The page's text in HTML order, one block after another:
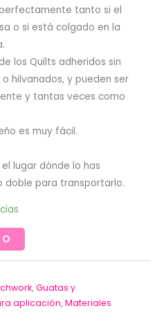
tanto si el
o si está colgado en la
los Quilts adheridos sin
hilvanados, y pueden ser
y tantas veces como
es muy fácil.
lugar dónde lo has
doble para transportarlo.
,Guatas y
aplicación,Materiales